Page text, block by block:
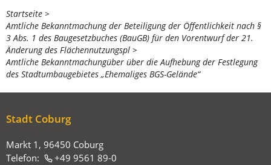
Sie
befinden
sich
hier:
Startseite
Amtliche Bekanntmachung der Beteiligung der Öffentlichkeit nach §
3 Abs. 1 des Baugesetzbuches (BauGB) für den Vorentwurf der 21.
Änderung des Flächennutzungspl
Amtliche Bekanntmachungüber über die Aufhebung der Festlegung
des Stadtumbaugebietes „Ehemaliges BGS-Gelände“
Stadt Coburg
Markt 1, 96450 Coburg
Telefon:
+49 9561 89-0